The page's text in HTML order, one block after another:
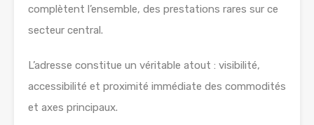
complètent l’ensemble, des prestations rares sur ce
secteur central.
L’adresse constitue un véritable atout : visibilité,
accessibilité et proximité immédiate des commodités
et axes principaux.